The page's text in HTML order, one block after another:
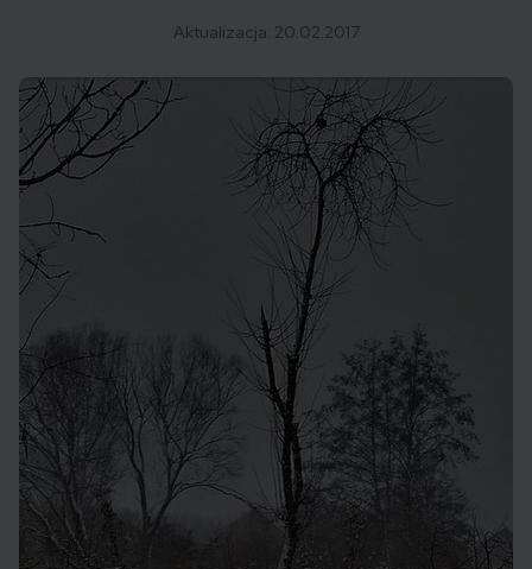
Aktualizacja: 20.02.2017